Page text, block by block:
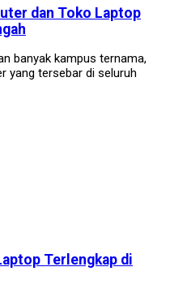
dan Toko Laptop
banyak kampus ternama,
yang tersebar di seluruh
Terlengkap di